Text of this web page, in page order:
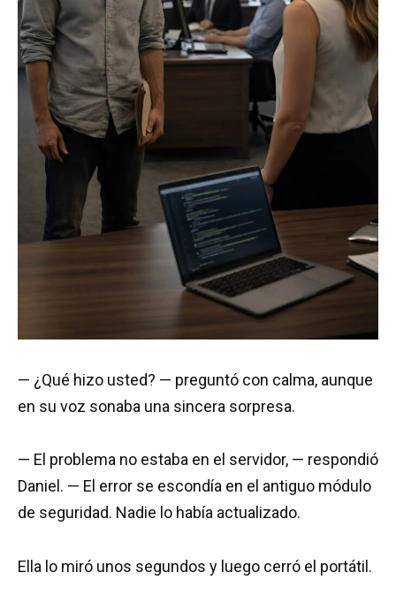
— ¿Qué hizo usted? — preguntó con calma, aunque
en su voz sonaba una sincera sorpresa.
— El problema no estaba en el servidor, — respondió
Daniel. — El error se escondía en el antiguo módulo
de seguridad. Nadie lo había actualizado.
Ella lo miró unos segundos y luego cerró el portátil.